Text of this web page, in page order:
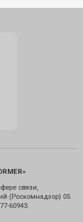
связи,
(Роскомнадзор) 05
60943.